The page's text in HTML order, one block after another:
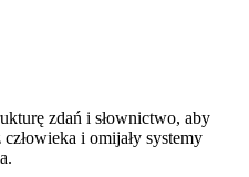
zdań i słownictwo, aby
i omijały systemy